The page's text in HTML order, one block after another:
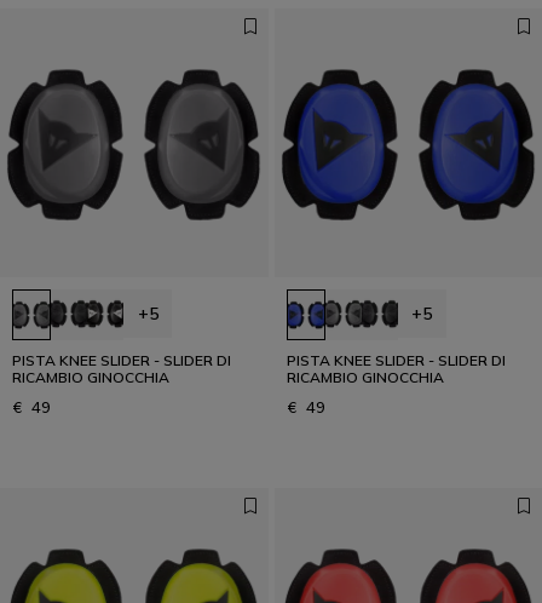
+5
PISTA KNEE SLIDER - SLIDER DI
RICAMBIO GINOCCHIA
€ 49
+5
PISTA KNEE SLIDER - SLIDER DI
RICAMBIO GINOCCHIA
€ 49